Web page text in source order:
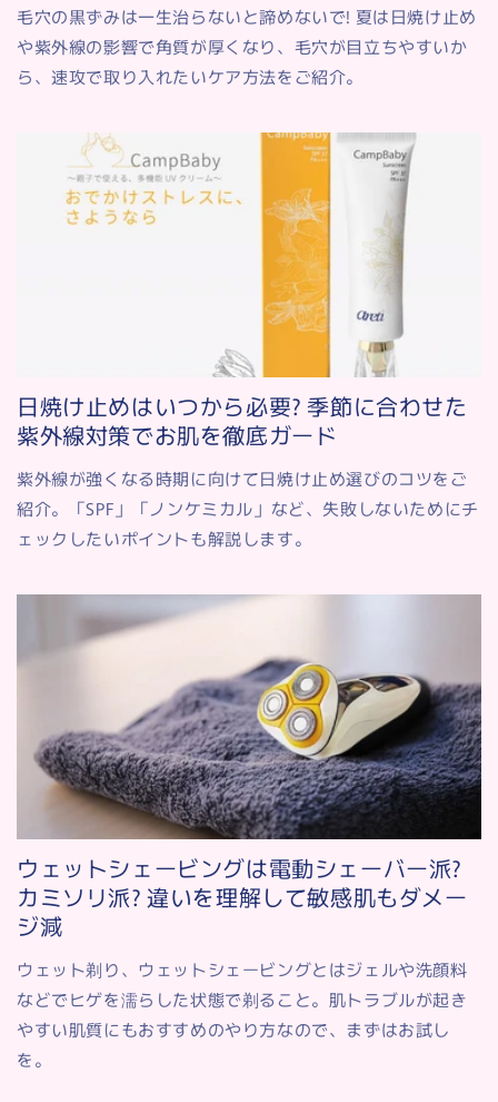
毛穴の黒ずみは一生治らないと諦めないで! 夏は日焼け止め
や紫外線の影響で角質が厚くなり、毛穴が目立ちやすいか
ら、速攻で取り入れたいケア方法をご紹介。
日焼け止めはいつから必要? 季節に合わせた
紫外線対策でお肌を徹底ガード
紫外線が強くなる時期に向けて日焼け止め選びのコツをご
紹介。「SPF」「ノンケミカル」など、失敗しないためにチ
ェックしたいポイントも解説します。
ウェットシェービングは電動シェーバー派?
カミソリ派? 違いを理解して敏感肌もダメー
ジ減
ウェット剃り、ウェットシェービングとはジェルや洗顔料
などでヒゲを濡らした状態で剃ること。肌トラブルが起き
やすい肌質にもおすすめのやり方なので、まずはお試し
を。